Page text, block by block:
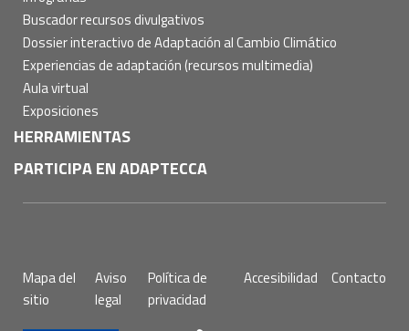
Buscador recursos divulgativos
Dossier interactivo de Adaptación al Cambio Climático
Experiencias de adaptación (recursos multimedia)
Aula virtual
Exposiciones
HERRAMIENTAS
PARTICIPA EN ADAPTECCA
de
página
Mapa del
sitio
Aviso
legal
Política de
privacidad
Accesibilidad Contacto